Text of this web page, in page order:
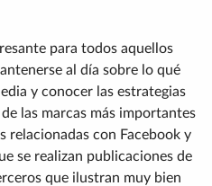
para todos aquellos
al día sobre lo qué
y conocer las estrategias
las marcas más importantes
relacionadas con Facebook y
se realizan publicaciones de
que ilustran muy bien